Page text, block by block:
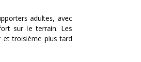
adultes, avec
sur le terrain. Les
et troisième plus tard